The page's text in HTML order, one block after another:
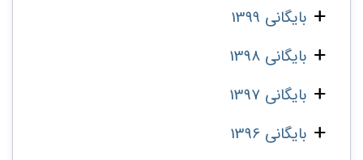
بایگانی 1399
بایگانی 1398
بایگانی 1397
بایگانی 1396